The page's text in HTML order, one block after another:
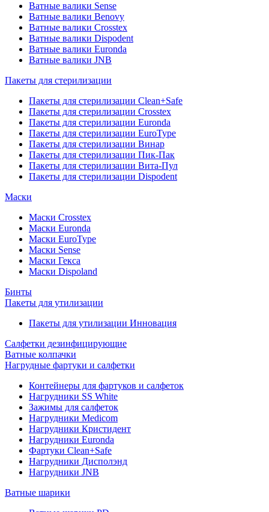
Ватные валики Sense
Ватные валики Benovy
Ватные валики Crosstex
Ватные валики Dispodent
Ватные валики Euronda
Ватные валики JNB
Пакеты для стерилизации
Пакеты для стерилизации Clean+Safe
Пакеты для стерилизации Crosstex
Пакеты для стерилизации Euronda
Пакеты для стерилизации EuroType
Пакеты для стерилизации Винар
Пакеты для стерилизации Пик-Пак
Пакеты для стерилизации Вита-Пул
Пакеты для стерилизации Dispodent
Маски
Маски Crosstex
Маски Euronda
Маски EuroType
Маски Sense
Маски Гекса
Маски Dispoland
Бинты
Пакеты для утилизации
Пакеты для утилизации Инновация
Салфетки дезинфицирующие
Ватные колпачки
Нагрудные фартуки и салфетки
Контейнеры для фартуков и салфеток
Нагрудники SS White
Зажимы для салфеток
Нагрудники Medicom
Нагрудники Кристидент
Нагрудники Euronda
Фартуки Clean+Safe
Нагрудники Дисполэнд
Нагрудники JNB
Ватные шарики